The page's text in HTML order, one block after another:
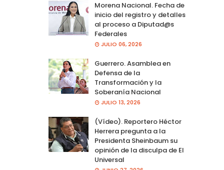
Morena Nacional. Fecha de
inicio del registro y detalles
al proceso a Diputad@s
Federales
JULIO 06, 2026
Guerrero. Asamblea en
Defensa de la
Transformación y la
Soberanía Nacional
JULIO 13, 2026
(Vídeo). Reportero Héctor
Herrera pregunta a la
Presidenta Sheinbaum su
opinión de la disculpa de El
Universal